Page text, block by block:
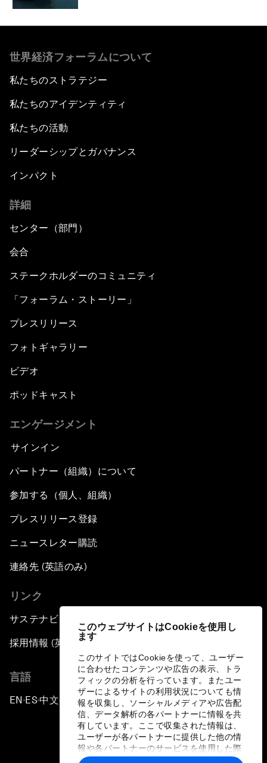
このウェブサイトはCookieを使用し
ます
このサイトではCookieを使って、ユーザー
に合わせたコンテンツや広告の表示、トラ
フィックの分析を行っています。またユー
ザーによるサイトの利用状況についても情
報を収集し、ソーシャルメディアや広告配
信、データ解析の各パートナーに情報を共
有しています。ここで収集された情報は、
ユーザーが各パートナーに提供した他の情
報や各パートナーのサービスを使用した際
に収集された情報と組み合わされ、各パー
世界経済フォーラムについて
私たちのストラテジー
私たちのアイデンティティ
私たちの活動
リーダーシップとガバナンス
インパクト
詳細
センター（部門）
会合
ステークホルダーのコミュニティ
「フォーラム・ストーリー」
プレスリリース
フォトギャラリー
ビデオ
ポッドキャスト
エンゲージメント
サインイン
パートナー（組織）について
参加する（個人、組織）
プレスリリース登録
ニュースレター購読
連絡先 (英語のみ)
リンク
サステナビリティへの取り組み
採用情報 (英語のみ)
言語
EN ▪ES▪中文▪ 日本語